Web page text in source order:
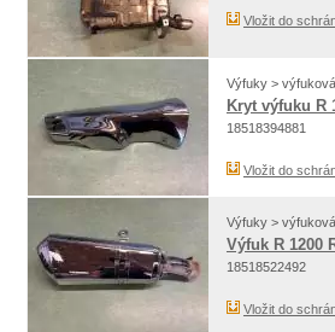
Vložit do
Výfuky >
Kryt výfuku R
18518394881
Vložit do
Výfuky >
Výfuk R 1200
18518522492
Vložit do